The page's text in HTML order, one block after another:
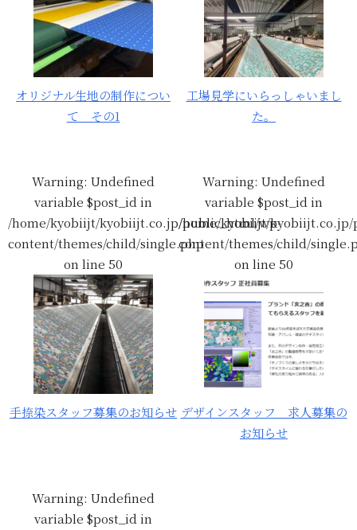
オリジナル生地の制作につい
て その1
工場見学にいらっしゃいまし
た。
Warning: Undefined
variable $post_id in
/home/kyobiijt/kyobiijt.co.jp/public_html/wp-
content/themes/child/single.php
on line 50
手捺染スタッフ募集のお知らせ
Warning: Undefined
variable $post_id in
/home/kyobiijt/
content/themes/child/
on line 50
デザインスタッフ 求人募集の
お知らせ
Warning: Undefined
variable $post_id in